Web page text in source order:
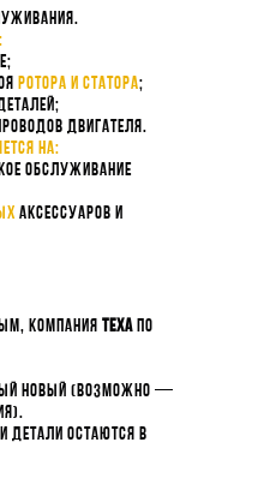
компания Техапо
новый (возможно —
детали остаются в
ротора и статора;
двигателя.
на:
обслуживание
аксессуаров и